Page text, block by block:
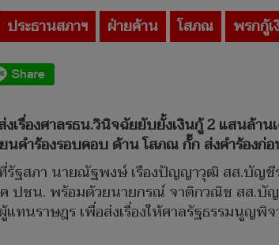
ประธานสภาฯ ฝ่ายค้าน โสภณ พรกกู้
เรื่องศาลรธน.วินิจฉัยยับยั้งเงินกู้ 2 แสนล้า
นคำร้องรอบคอบ ด้าน โสภณ กั๊ก ส่งคำร้องก่
รัฐสภา นายณัฐพงษ์ เรืองปัญญาวุฒิ สส.บั
ปชน. พร้อมด้วยนายกรณ์ จาติกวณิช สส.บั
ทนราษฎร เพื่อส่งเรื่องให้ศาลรัฐธรรมนูญ